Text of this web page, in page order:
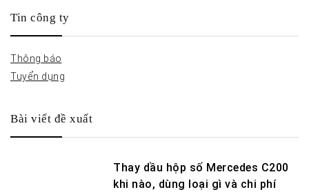
Tin công ty
Thông báo
Tuyển dụng
Bài viết đề xuất
Thay dầu hộp số Mercedes C200
khi nào, dùng loại gì và chi phí